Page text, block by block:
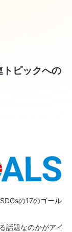
ピックへの
の17のゴール
話題なのかがアイ